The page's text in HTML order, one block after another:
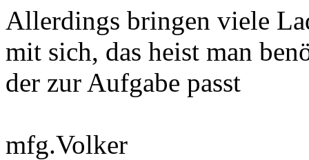
Allerdings bringen viele
mit sich, das heist man
der zur Aufgabe passt
mfg.Volker